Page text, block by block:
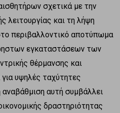
σχετικά με την
λειτουργίας και τη λήψη
περιβαλλοντικό αποτύπωμα
εγκαταστάσεων των
θέρμανσης και
υψηλές ταχύτητες
αυτή συμβάλλει
δραστηριότητας